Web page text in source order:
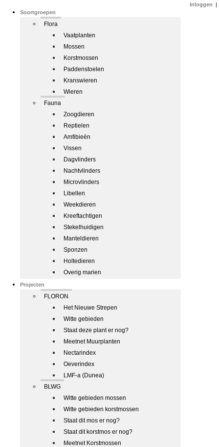
Soortgroepen
Flora
Vaatplanten
Mossen
Korstmossen
Paddenstoelen
Kranswieren
Wieren
Fauna
Zoogdieren
Reptielen
Amfibieën
Vissen
Dagvlinders
Nachtvlinders
Microvlinders
Libellen
Weekdieren
Kreeftachtigen
Stekelhuidigen
Manteldieren
Sponzen
Holtedieren
Overig marien
Projecten
FLORON
Het Nieuwe Strepen
Witte gebieden
Staat deze plant er nog?
Meetnet Muurplanten
Nectarindex
Oeverindex
LMF-a (Dunea)
BLWG
Witte gebieden mossen
Witte gebieden korstmossen
Staat dit mos er nog?
Staat dit korstmos er nog?
Meetnet Korstmossen
Inloggen |